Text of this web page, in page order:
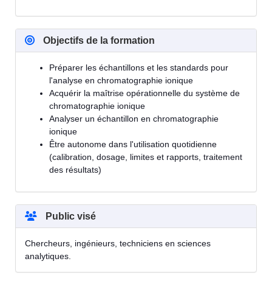
Objectifs de la formation
Préparer les échantillons et les standards pour
l'analyse en chromatographie ionique
Acquérir la maîtrise opérationnelle du système de
chromatographie ionique
Analyser un échantillon en chromatographie
ionique
Être autonome dans l'utilisation quotidienne
(calibration, dosage, limites et rapports, traitement
des résultats)
Public visé
Chercheurs, ingénieurs, techniciens en sciences
analytiques.